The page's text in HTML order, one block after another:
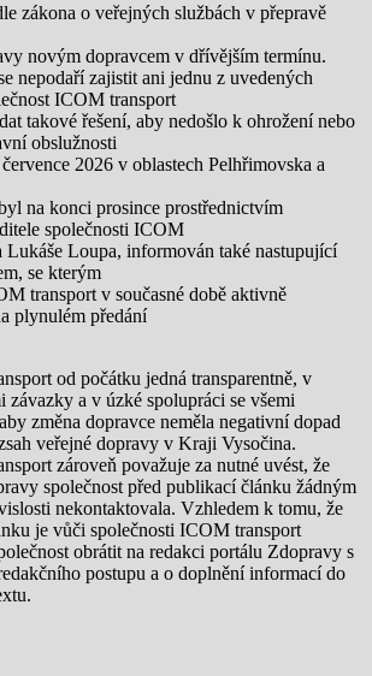
zákona o veřejných službách v přepravě
novým dopravcem v dřívějším termínu.
nepodaří zajistit ani jednu z uvedených
ICOM transport
takové řešení, aby nedošlo k ohrožení nebo
obslužnosti
2026 v oblastech Pelhřimovska a
na konci prosince prostřednictvím
společnosti ICOM
Lukáše Loupa, informován také nastupující
se kterým
transport v současné době aktivně
plynulém předání
od počátku jedná transparentně, v
závazky a v úzké spolupráci se všemi
změna dopravce neměla negativní dopad
veřejné dopravy v Kraji Vysočina.
zároveň považuje za nutné uvést, že
společnost před publikací článku žádným
nekontaktovala. Vzhledem k tomu, že
je vůči společnosti ICOM transport
obrátit na redakci portálu Zdopravy s
postupu a o doplnění informací do